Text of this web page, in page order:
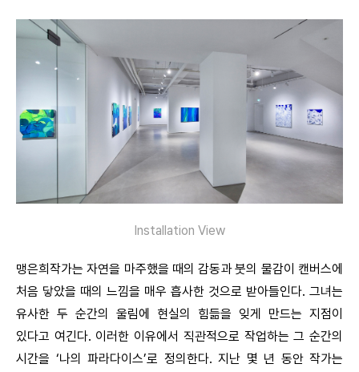
Installation View
맹은희작가는 자연을 마주했을 때의 감동과 붓의 물감이 캔버스에
처음 닿았을 때의 느낌을 매우 흡사한 것으로 받아들인다. 그녀는
유사한 두 순간의 울림에 현실의 힘듦을 잊게 만드는 지점이
있다고 여긴다. 이러한 이유에서 직관적으로 작업하는 그 순간의
시간을 ‘나의 파라다이스’로 정의한다. 지난 몇 년 동안 작가는